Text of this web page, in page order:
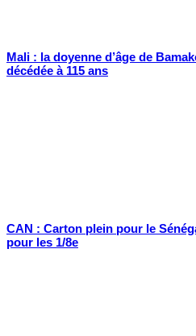
Mali : la doyenne d’âge de
décédée à 115 ans
CAN : Carton plein pour le
pour les 1/8e